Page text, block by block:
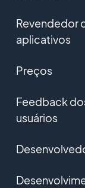
Revendedor
aplicativos
Preços
Feedback
usuários